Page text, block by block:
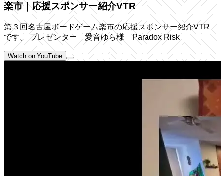
楽市｜応援スポンサー紹介VTR
第３回名古屋ボードゲーム楽市の応援スポンサー紹介VTR
です。 プレゼンター 愛音ゆら様 Paradox Risk
Watch on YouTube